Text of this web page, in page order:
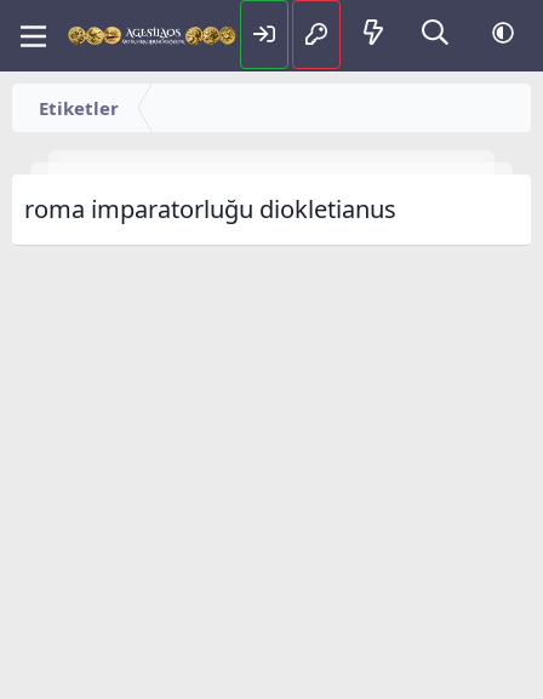
Etiketler
roma i̇mparatorluğu diokletianus